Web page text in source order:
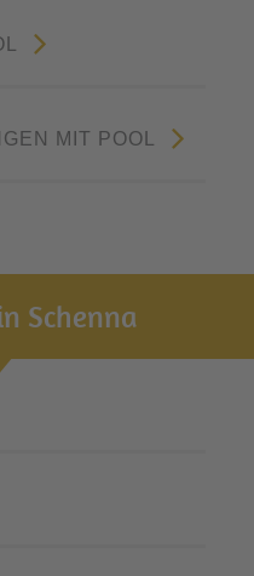
MIT POOL
Schenna